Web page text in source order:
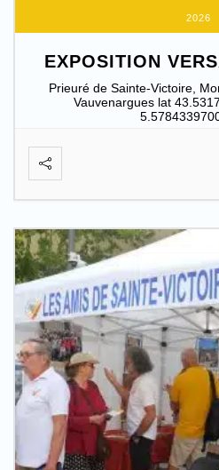
2026
EXPOSITION
Prieuré de Sainte-Victoire,
Vauvenargues lat